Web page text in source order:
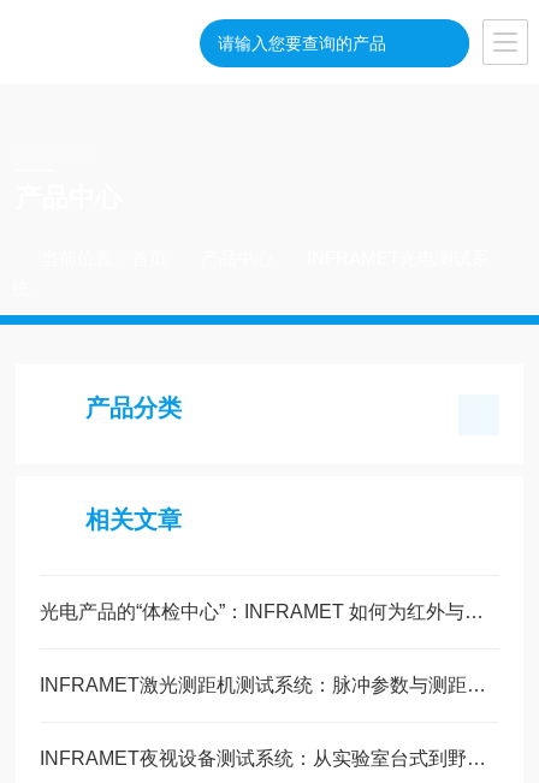
产品分类
相关文章
光电产品的“体检中心”：INFRAMET 如何为红外与可见光器件把关
INFRAMET激光测距机测试系统：脉冲参数与测距精度的全面评估方案
INFRAMET夜视设备测试系统：从实验室台式到野外便携的全谱系方案